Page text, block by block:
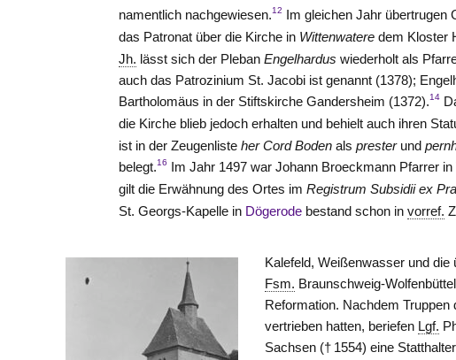
namentlich nachgewiesen.12 Im gleichen Jahr übertrugen
das Patronat über die Kirche in Wittenwateredem Kloster
Jh. lässt sich der PlebanEngelhardus wiederholt als
auch das Patrozinium St. Jacobi ist genannt (1378);
Bartholomäus in der Stiftskirche Gandersheim (1372).14
die Kirche blieb jedoch erhalten und behielt auch ihren
ist in der Zeugenlisteher Cord Boden alspresterund
belegt.16 Im Jahr 1497 war Johann Broeckmann Pfarrer
gilt die Erwähnung des Ortes imRegistrum Subsidii ex
St. Georgs-Kapelle in Dögerode bestand schon invorref.
Kalefeld, Weißenwasser und
Fsm. Braunschweig-Wolfenbüttel
Reformation. Nachdem
vertrieben hatten, beriefen Lgf.
Sachsen († 1554) eine